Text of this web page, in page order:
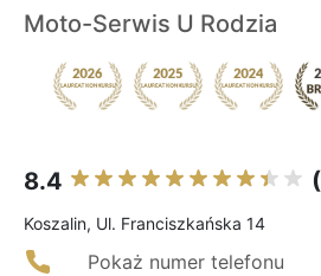
Moto-Serwis U Rodzia
8.4
Koszalin, Ul. Franciszkańska 14
Pokaż numer telefonu